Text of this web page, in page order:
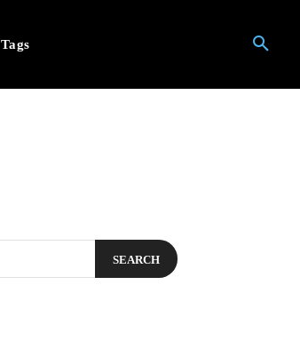
Tags
SEARCH